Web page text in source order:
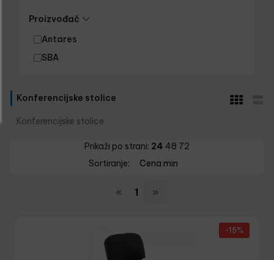
Proizvođač
Antares
SBA
Konferencijske stolice
Konferencijske stolice
Prikaži po strani: 24 48 72
Sortiranje:
Cena min
« 1 »
-15%